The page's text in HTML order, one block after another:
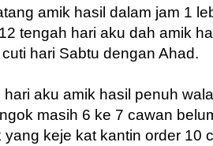
amik hasil dalam jam 1
tengah hari aku dah amik
hari Sabtu dengan Ahad.
hari aku amik hasil penuh
masih 6 ke 7 cawan
yang keje kat kantin order 10